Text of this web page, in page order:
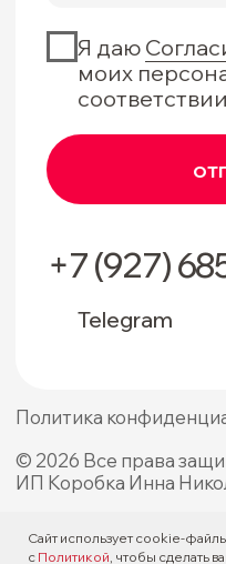
Сайт использует cookie-
с Политикой, чтобы сделать